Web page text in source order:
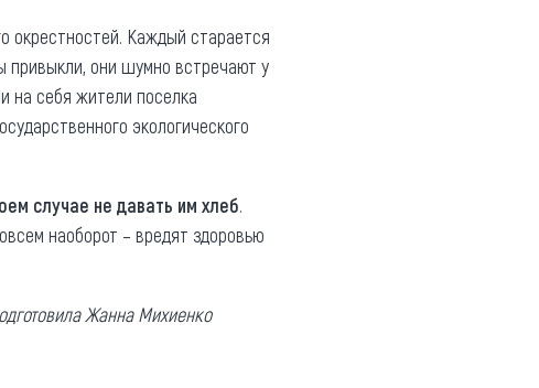
окрестностей. Каждый старается
привыкли, они шумно встречают у
на себя жители поселка
экологического
случае не давать им хлеб.
наоборот – вредят здоровью
Жанна Михиенко